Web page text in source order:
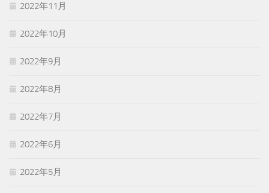
2022年11月
2022年10月
2022年9月
2022年8月
2022年7月
2022年6月
2022年5月